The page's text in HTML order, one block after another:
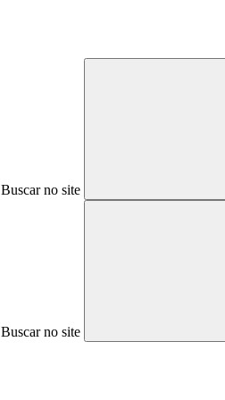
Buscar no site
Buscar no site